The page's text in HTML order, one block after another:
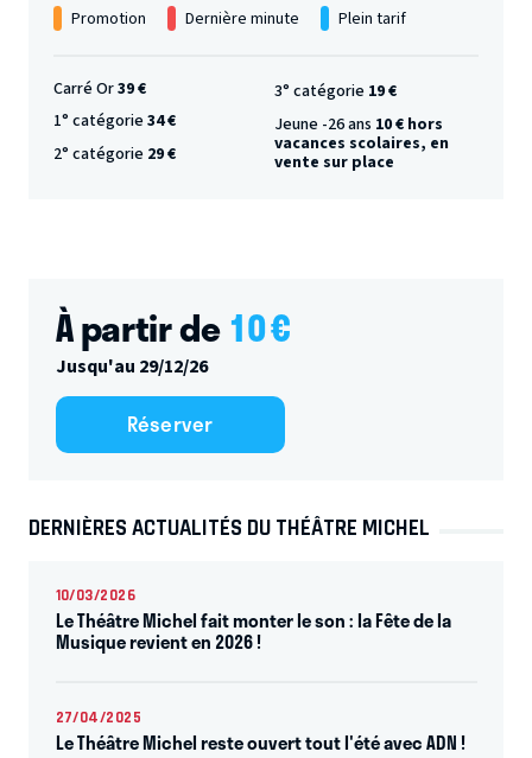
Promotion Dernière minute Plein tarif
Carré Or39 €
1° catégorie34 €
2° catégorie 29 €
3° catégorie 19 €
Jeune -26 ans 10 € hors
vacances scolaires, en
vente sur place
À partir de10€
Jusqu'au 29/12/26
Réserver
DERNIÈRES ACTUALITÉS DU THÉÂTRE MICHEL
10/03/2026
Le Théâtre Michel fait monter le son : la Fête de la
Musique revient en 2026 !
27/04/2025
Le Théâtre Michel reste ouvert tout l'été avec ADN !